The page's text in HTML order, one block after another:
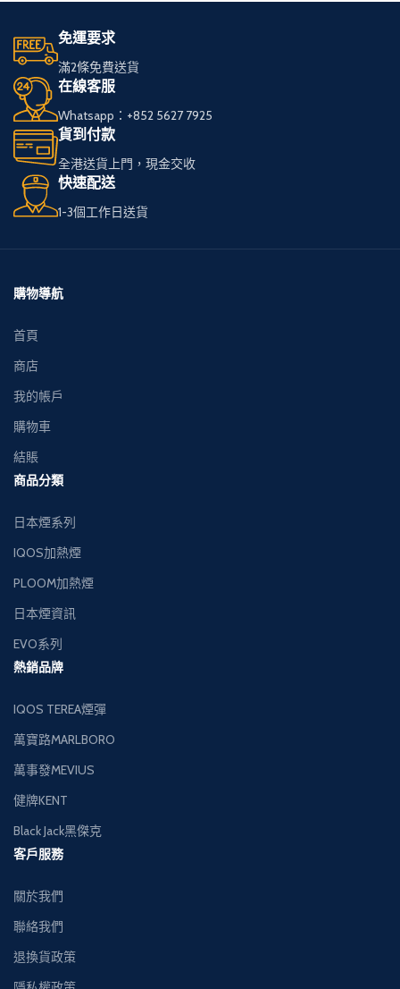
免運要求
滿2條免費送貨
在線客服
Whatsapp：+852 5627 7925
貨到付款
全港送貨上門，現金交收
快速配送
1-3個工作日送貨
購物導航
首頁
商店
我的帳戶
購物車
結賬
商品分類
日本煙系列
IQOS加熱煙
PLOOM加熱煙
日本煙資訊
EVO系列
熱銷品牌
IQOS TEREA煙彈
萬寶路MARLBORO
萬事發MEVIUS
健牌KENT
Black Jack黑傑克
客戶服務
關於我們
聯絡我們
退換貨政策